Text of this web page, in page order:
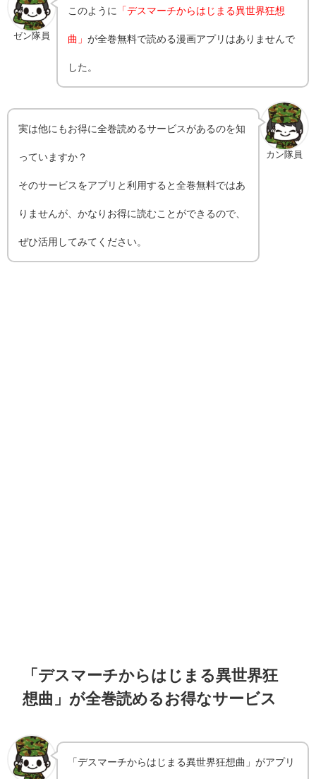
ゼン隊員
このように 「デスマーチからはじまる異世界狂想
曲」が全巻無料で読める漫画アプリはありませんで
した。
カン隊員
実は他にもお得に全巻読めるサービスがあるのを知
っていますか？
そのサービスをアプリと利用すると全巻無料ではあ
りませんが、かなりお得に読むことができるので、
ぜひ活用してみてください。
「デスマーチからはじまる異世界狂
想曲」が全巻読めるお得なサービス
「デスマーチからはじまる異世界狂想曲」がアプリ